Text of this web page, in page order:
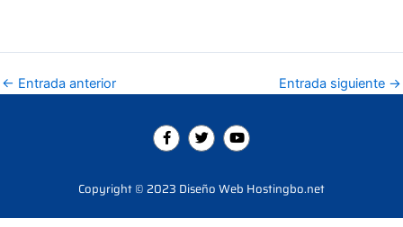
← Entrada anterior Entrada siguiente →
F
a
c
b
o
T
w
i
t
e
Y
o
u
u
b
Copyright © 2023 Diseño Web Hostingbo.net